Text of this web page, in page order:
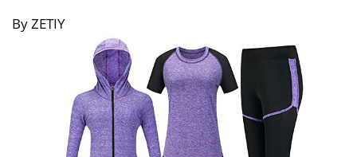
By ZETIY